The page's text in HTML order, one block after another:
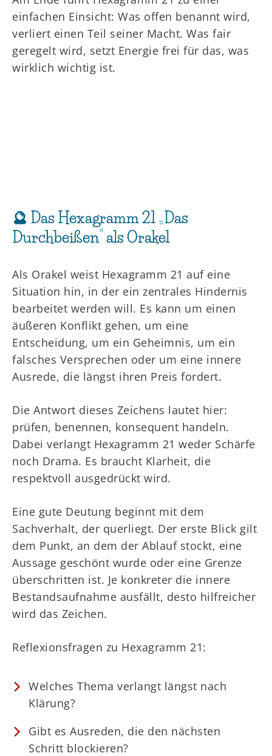
einfachen Einsicht: Was offen benannt wird,
verliert einen Teil seiner Macht. Was fair
geregelt wird, setzt Energie frei für das, was
wirklich wichtig ist.
🔮 Das Hexagramm 21 „Das
Durchbeißen“ als Orakel
Als Orakel weist Hexagramm 21 auf eine
Situation hin, in der ein zentrales Hindernis
bearbeitet werden will. Es kann um einen
äußeren Konflikt gehen, um eine
Entscheidung, um ein Geheimnis, um ein
falsches Versprechen oder um eine innere
Ausrede, die längst ihren Preis fordert.
Die Antwort dieses Zeichens lautet hier:
prüfen, benennen, konsequent handeln.
Dabei verlangt Hexagramm 21 weder Schärfe
noch Drama. Es braucht Klarheit, die
respektvoll ausgedrückt wird.
Eine gute Deutung beginnt mit dem
Sachverhalt, der querliegt. Der erste Blick gilt
dem Punkt, an dem der Ablauf stockt, eine
Aussage geschönt wurde oder eine Grenze
überschritten ist. Je konkreter die innere
Bestandsaufnahme ausfällt, desto hilfreicher
wird das Zeichen.
Reflexionsfragen zu Hexagramm 21:
Welches Thema verlangt längst nach
Klärung?
Gibt es Ausreden, die den nächsten
Schritt blockieren?